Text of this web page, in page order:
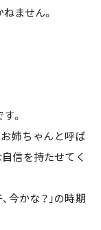
ません。
。
姉ちゃんと呼ば
信を持たせてく
今かな？」の時期